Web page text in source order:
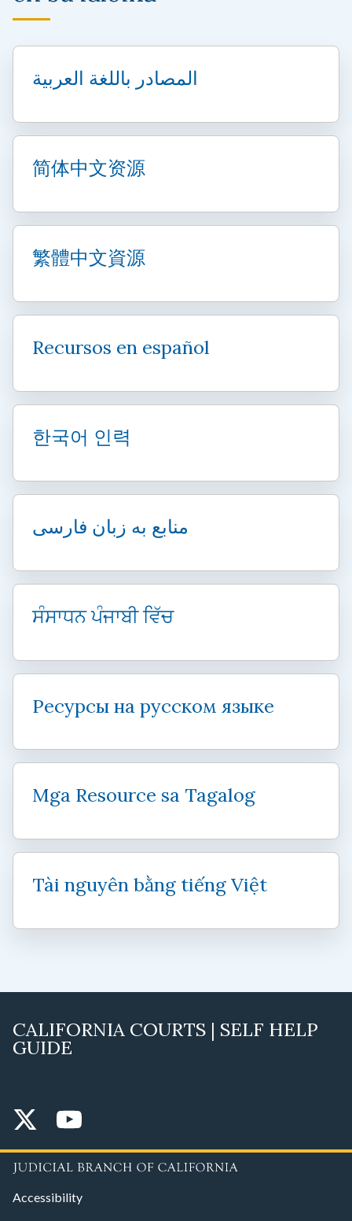
المصادر باللغة العربية
简体中文资源
繁體中文資源
Recursos en español
한국어 인력
منابع به زبان فارسی
ਸੰਸਾਧਨ ਪੰਜਾਬੀ ਵਿੱਚ
Ресурсы на русском языке
Mga Resource sa Tagalog
Tài nguyên bằng tiếng Việt
CALIFORNIA COURTS | SELF HELP
GUIDE
Accessibility